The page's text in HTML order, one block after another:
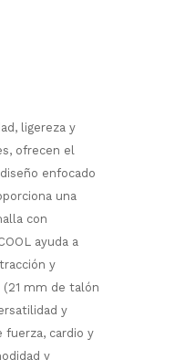
ligereza y
ofrecen el
enfocado
una
con
ayuda a
y
mm de talón
y
fuerza, cardio y
y